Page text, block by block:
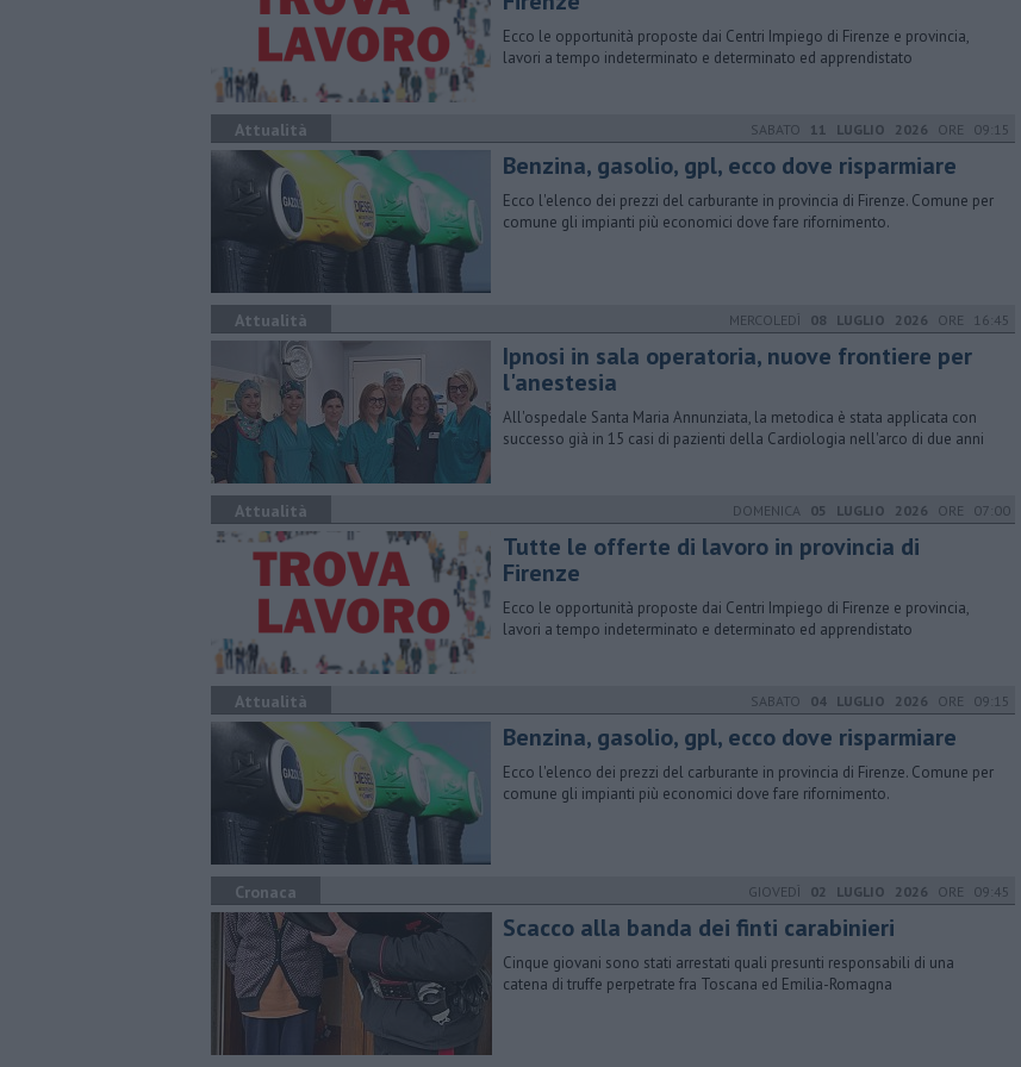
Ecco le opportunità proposte dai Centri Impiego di Firenze e provincia,
lavori a tempo indeterminato e determinato ed apprendistato
Attualità SABATO 11 LUGLIO 2026 ORE 09:15
​Benzina, gasolio, gpl, ecco dove risparmiare
Ecco l'elenco dei prezzi del carburante in provincia di Firenze. Comune per
comune gli impianti più economici dove fare rifornimento.
Attualità MERCOLEDÌ 08 LUGLIO 2026 ORE 16:45
Ipnosi in sala operatoria, nuove frontiere per
l'anestesia
All'ospedale Santa Maria Annunziata, la metodica è stata applicata con
successo già in 15 casi di pazienti della Cardiologia nell'arco di due anni
Attualità DOMENICA 05 LUGLIO 2026 ORE 07:00
​Tutte le offerte di lavoro in provincia di
Firenze
Ecco le opportunità proposte dai Centri Impiego di Firenze e provincia,
lavori a tempo indeterminato e determinato ed apprendistato
Attualità SABATO 04 LUGLIO 2026 ORE 09:15
​Benzina, gasolio, gpl, ecco dove risparmiare
Ecco l'elenco dei prezzi del carburante in provincia di Firenze. Comune per
comune gli impianti più economici dove fare rifornimento.
Cronaca GIOVEDÌ 02 LUGLIO 2026 ORE 09:45
Scacco alla banda dei finti carabinieri
Cinque giovani sono stati arrestati quali presunti responsabili di una
catena di truffe perpetrate fra Toscana ed Emilia-Romagna